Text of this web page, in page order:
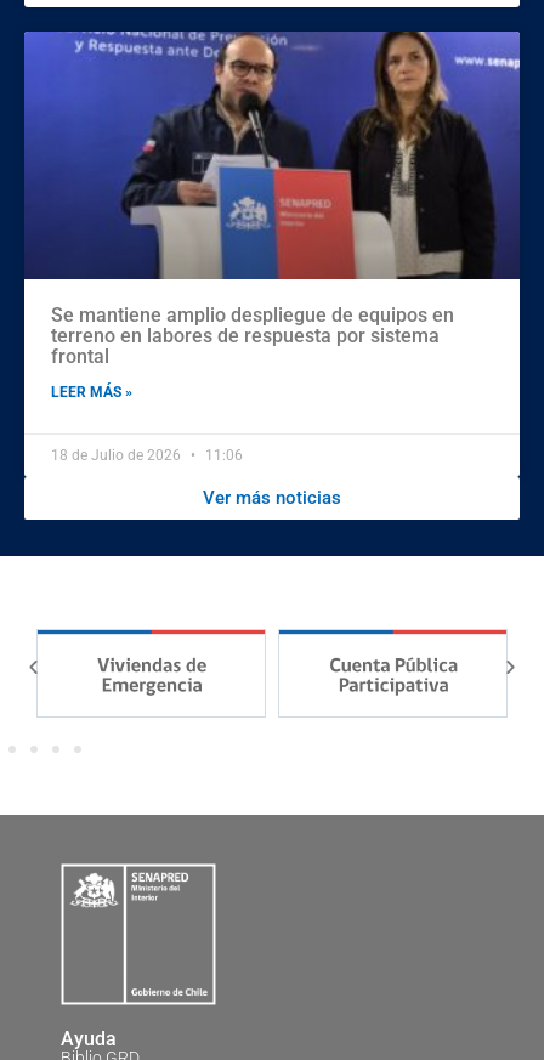
Se mantiene amplio despliegue de equipos en
terreno en labores de respuesta por sistema
frontal
LEER MÁS »
18 de Julio de 2026 11:06
Ver más noticias
Ayuda